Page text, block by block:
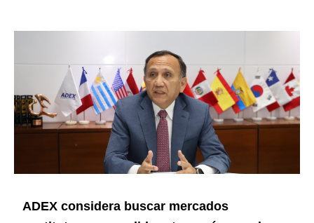
ADEX considera buscar mercados